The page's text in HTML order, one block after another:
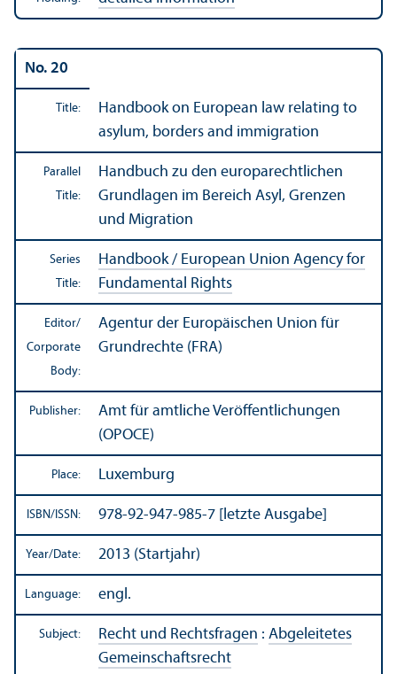
No. 20
Title:
Handbook on European law relating to
asylum, borders and immigration
Parallel
Title:
Handbuch zu den europarechtlichen
Grundlagen im Bereich Asyl, Grenzen
und Migration
Series
Title:
Handbook / European Union Agency for
Fundamental Rights
Editor/
Corporate
Body:
Agentur der Europäischen Union für
Grundrechte (FRA)
Publisher:
Amt für amtliche Veröffentlichungen
(OPOCE)
Place: Luxemburg
ISBN/ISSN: 978-92-947-985-7 [letzte Ausgabe]
Year/Date: 2013 (Startjahr)
Language: engl.
Subject: Recht und Rechtsfragen : Abgeleitetes
Gemeinschaftsrecht